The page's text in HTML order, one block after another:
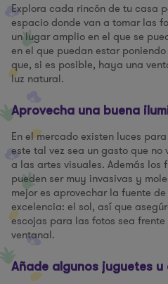
Explora cada rincón de tu casa
espacio donde van a tomar las
un lugar amplio en el que se
en el que puedan estar
que, si es posible, haya una
luz natural.
Aprovecha una buena
En el mercado existen luces
este tal vez sea un gasto que
a las artes visuales. Además
pueden ser muy invasivas y
mejor es aprovechar la fuente
excelencia: el sol, así que
escojas para las fotos sea
ventanal.
Añade algunos juguetes